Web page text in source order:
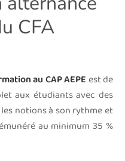
CFA
au CAP AEPE est de
aux étudiants avec des
notions à son rythme et
au minimum 35 %